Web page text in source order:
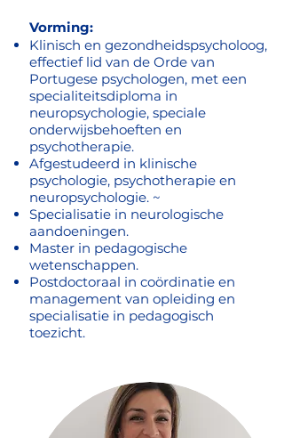
Vorming:
Klinisch en gezondheidspsycholoog,
effectief lid van de Orde van
Portugese psychologen, met een
specialiteitsdiploma in
neuropsychologie, speciale
onderwijsbehoeften en
psychotherapie.
Afgestudeerd in klinische
psychologie, psychotherapie en
neuropsychologie. ~
Specialisatie in neurologische
aandoeningen.
Master in pedagogische
wetenschappen.
Postdoctoraal in coördinatie en
management van opleiding en
specialisatie in pedagogisch
toezicht.